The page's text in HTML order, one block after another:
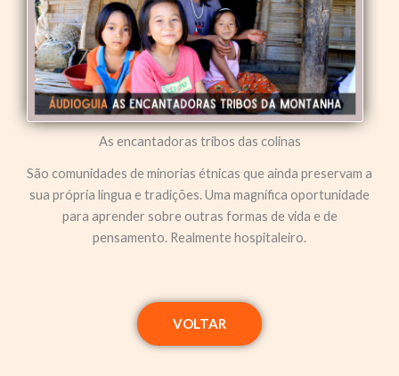
As encantadoras tribos das colinas
São comunidades de minorias étnicas que ainda preservam a
sua própria língua e tradições. Uma magnífica oportunidade
para aprender sobre outras formas de vida e de
pensamento. Realmente hospitaleiro.
VOLTAR